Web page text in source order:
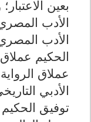
بعين
الأدب
الأدب
الحكيم
عملاق
الأدبي
توفيق